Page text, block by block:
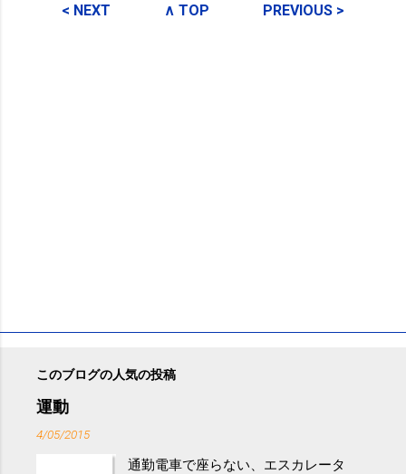
メ
< NEXT ∧ TOP PREVIOUS >
このブログの人気の投稿
運動
4/05/2015
通勤電車で座らない、エスカレータ